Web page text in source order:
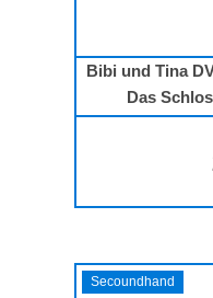
Bibi und Tina
Das
Secoundhand